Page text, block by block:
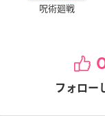
呪術廻戦
フォロー